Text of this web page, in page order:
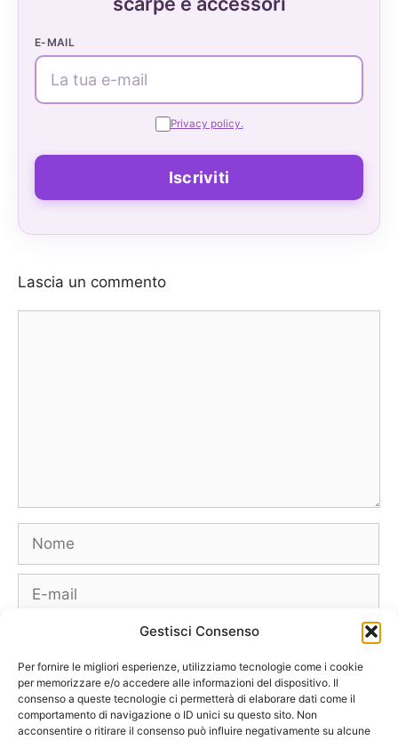
Gestisci Consenso
Per fornire le migliori esperienze, utilizziamo tecnologie come i cookie
per memorizzare e/o accedere alle informazioni del dispositivo. Il
consenso a queste tecnologie ci permetterà di elaborare dati come il
comportamento di navigazione o ID unici su questo sito. Non
acconsentire o ritirare il consenso può influire negativamente su alcune
E-MAIL
Privacy policy.
Lascia un commento
Nome
E-
mail
web